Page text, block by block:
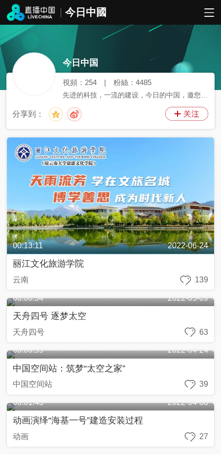
今日中國
今日中国
先进的科技，一流的建设，今日的中国，邀您一
視頻： 254 粉絲：4485
分享到：
00:13:11 2022-06-24
丽江文化旅游学院
云南 139
00:00:34 2022-05-09
天舟四号 逐梦太空
天舟四号 63
00:00:59 2022-04-24
中国空间站：筑梦“太空之家”
中国空间站 39
00:01:43 2022-04-08
动画演绎“海基一号”建造安装过程
动画 27